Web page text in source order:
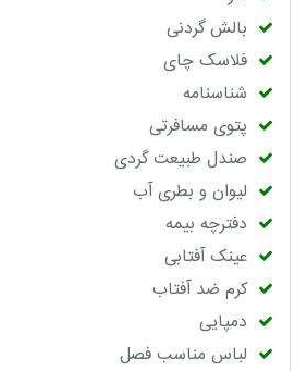
بالش گردنی
فلاسک چای
شناسنامه
پتوی مسافرتی
صندل طبیعت گردی
لیوان و بطری آب
دفترچه بیمه
عینک آفتابی
کرم ضد آفتاب
دمپایی
لباس مناسب فصل